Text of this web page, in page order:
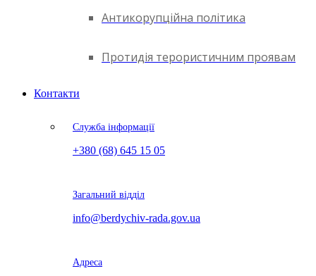
Антикорупційна політика
Протидія терористичним проявам
Контакти
Служба інформації
+380 (68) 645 15 05
Загальний відділ
info@berdychiv-rada.gov.ua
Адреса